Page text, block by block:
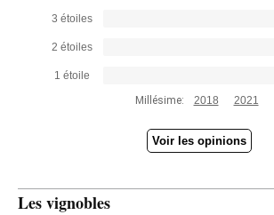
3 étoiles
2 étoiles
1 étoile
Millésime:
2018 2021
Voir les opinions
Les vignobles